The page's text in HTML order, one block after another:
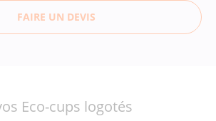
FAIRE UN DEVIS
Eco-cups logotés